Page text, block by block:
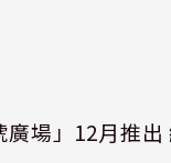
12月推出 總銷達